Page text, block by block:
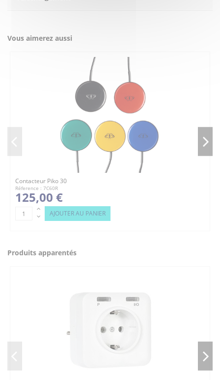
Vous aimerez aussi
Contacteur Piko 30
Réference : 7C60R
125,00 €
AJOUTER AU PANIER
Produits apparentés